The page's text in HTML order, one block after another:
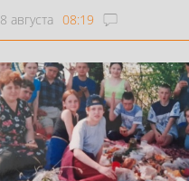
8 августа 08:19